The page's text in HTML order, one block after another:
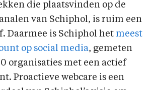
die plaatsvinden op de
van Schiphol, is ruim een
Daarmee is Schiphol het meest
op social media, gemeten
organisaties met een actief
Proactieve webcare is een